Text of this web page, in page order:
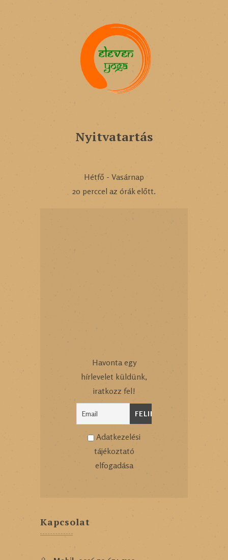
Nyitvatartás
Hétfő - Vasárnap
20 perccel az órák előtt.
Havonta egy
hírlevelet küldünk,
iratkozz fel!
Adatkezelési
tájékoztató
elfogadása
Kapcsolat